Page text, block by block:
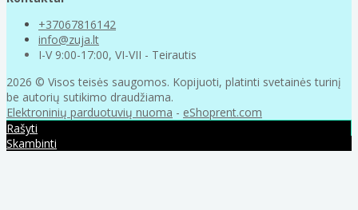
+37067816142
info@zuja.lt
I-V 9:00-17:00, VI-VII - Teirautis
2026 © Visos teisės saugomos. Kopijuoti, platinti svetainės turinį
be autorių sutikimo draudžiama.
Elektroninių parduotuvių nuoma - eShoprent.com
Rašyti
Skambinti